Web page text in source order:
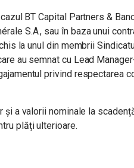
BT Capital Partners &
S.A., sau în baza unui
la unul din membrii
au semnat cu Lead
privind respectarea
a valorii nominale la
plăți ulterioare.